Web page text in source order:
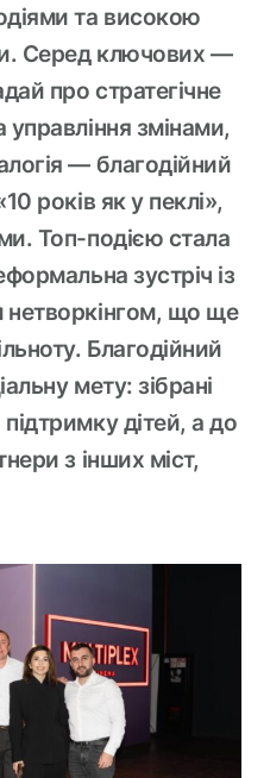
та високою
Серед ключових —
про стратегічне
змінами,
— благодійний
років як у пеклі»,
Топ-подією стала
зустріч із
що ще
Благодійний
мету: зібрані
дітей, а до
з інших міст,